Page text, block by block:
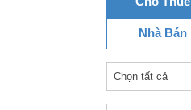
Nhà Bán